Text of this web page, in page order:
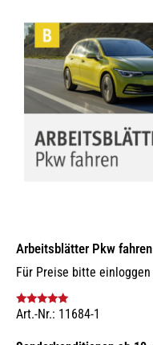
Arbeitsblätter Pkw fahren
Für Preise bitte einloggen
Bewertet mit
Art.-Nr.: 11684-1